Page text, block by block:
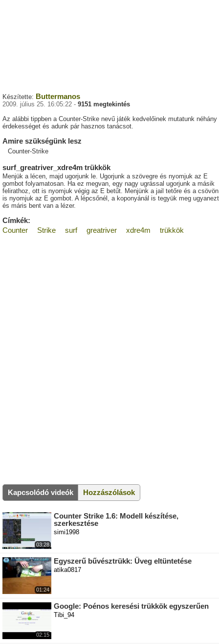
Készítette: Buttermanos
2009. július 25. 16:05:22 - 9151 megtekintés
Az alábbi tippben a Counter-Strike nevű játék kedvelőinek mutatunk néhány
érdekességet és adunk pár hasznos tanácsot.
Amire szükségünk lesz
Counter-Strike
surf_greatriver_xdre4m trükkök
Menjük a lécen, majd ugorjunk le. Ugorjunk a szövegre és nyomjuk az E
gombot folyamatosan. Ha ez megvan, egy nagy ugrással ugorjunk a másik
felirathoz, ott is nyomjuk végig az E betűt. Menjünk a jail tetőre és a csövön
is nyomjuk az E gombot. A lépcsőnél, a koponyánál is tegyük meg ugyanezt
és máris bent van a lézer.
Címkék:
Counter
Strike surf greatriver xdre4m trükkök
Kapcsolódó videók Hozzászólások
03:28
Counter Strike 1.6: Modell készítése,
szerkesztése
simi1998
01:24
Egyszerű bűvésztrükk: Üveg eltüntetése
atika0817
02:15
Google: Poénos keresési trükkök egyszerűen
Tibi_94